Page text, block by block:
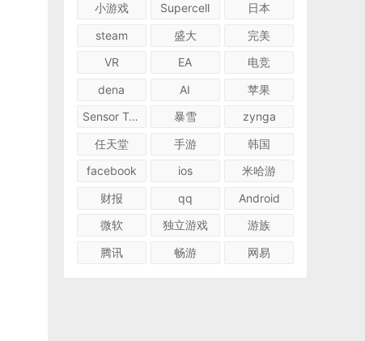
小游戏 Supercell
日本
steam
盛大
完美
VR
EA
电竞
dena
AI
苹果
Sensor Tower
暴雪
zynga
任天堂
手游
韩国
facebook
ios
米哈游
财报
qq
Android
微软
独立游戏
游族
腾讯
畅游 网易